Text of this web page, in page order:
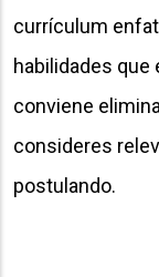
currículum
habilidades que
conviene
consideres
postulando.